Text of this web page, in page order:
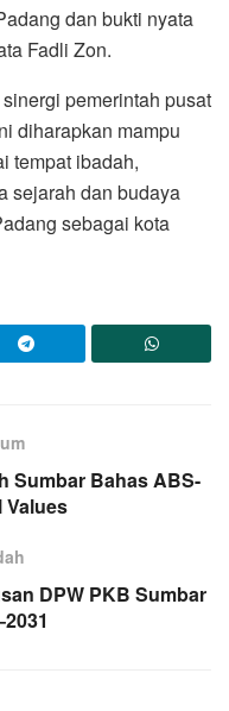
dan bukti nyata
Fadli Zon.
pemerintah pusat
diharapkan mampu
tempat ibadah,
sejarah dan budaya
sebagai kota
Sumbar Bahas ABS-
Values
DPW PKB Sumbar